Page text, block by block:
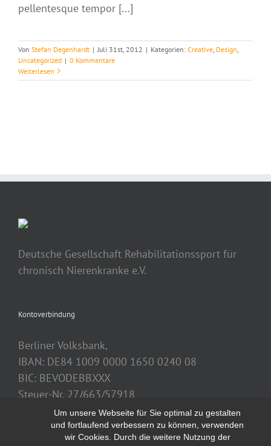
Um unsere Webseite für Sie optimal zu gestalten
und fortlaufend verbessern zu können, verwenden
wir Cookies. Durch die weitere Nutzung der
pellentesque tempor [...]
Von Stefan Degenhardt | Juli 31st, 2012 | Kategorien: Creative Design
Uncategorized | 0 Kommentare
Weiterlesen
Deutsche Gesellschaft Rehabilitationssport für
chronisch Nierenkranke e.V.
Kontoverbindung
Berliner Volksbank,
IBAN: DE84 1009 0000 1650 0240 08
BIC: BEVODEBBXXX
Steuer-Nr. 27/663/57918